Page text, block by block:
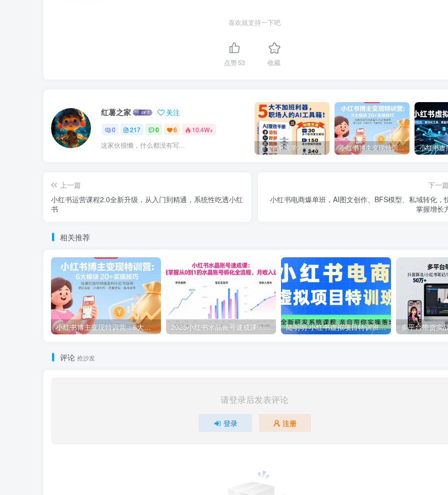
喜欢就支持一下吧
点赞53 收藏
红薯之家 关注
0 217 0 6 10.4W+
这家伙很懒，什么都没有写... 豆包ai系统学习，从小白到高手系列 小红书博主变现特训营：6大模块20+实操技巧 快速打造可持续盈利小红书账号
上一篇
小红书运营课程2.0全新升级，从入门到精通，系统性吃透小红
书
下一
小红书电商爆单班，AI图文创作、BFS模型、私域转化，
掌握增长
相关推荐
小红书博主变现特训营：6大模块20+实操技巧 快速打造可持续盈利小红书账号 2025小红书水晶账号速成课：快速掌握从0-1水晶账号孵化全流程，月收入达2w 陆明明·小红书虚拟项目特训班(更新9月)
评论 抢沙发
请登录后发表评论
登录 注册